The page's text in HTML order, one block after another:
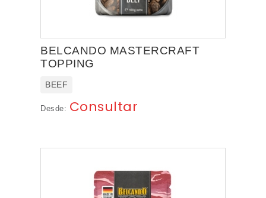
BELCANDO MASTERCRAFT
TOPPING
BEEF
Desde: Consultar